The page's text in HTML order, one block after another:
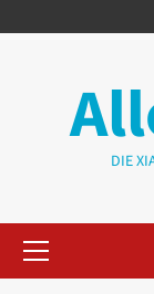
Inhalt
DIE
Menü